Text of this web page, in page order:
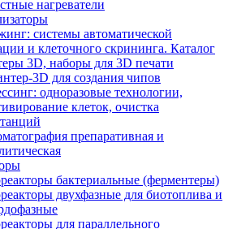
нагреватели
системы автоматической
и клеточного скрининга. Каталог
3D, наборы для 3D печати
3D для создания чипов
одноразовые технологии,
клеток, очистка
препаративная и
бактериальные (ферментеры)
двухфазные для биотоплива и
для параллельного